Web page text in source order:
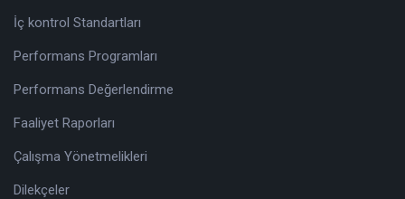
İç kontrol Standartları
Performans Programları
Performans Değerlendirme
Faaliyet Raporları
Çalışma Yönetmelikleri
Dilekçeler